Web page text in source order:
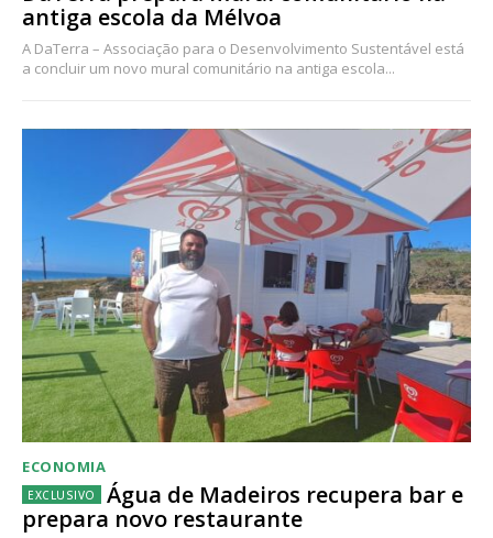
antiga escola da Mélvoa
A DaTerra – Associação para o Desenvolvimento Sustentável está
a concluir um novo mural comunitário na antiga escola...
ECONOMIA
Água de Madeiros recupera bar e
prepara novo restaurante